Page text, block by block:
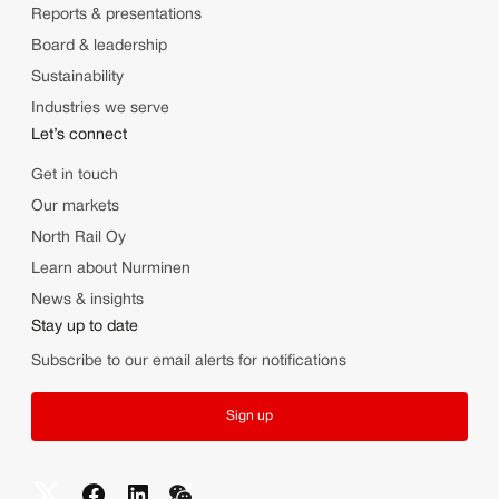
Reports & presentations
Board & leadership
Sustainability
Industries we serve
Let’s connect
Get in touch
Our markets
North Rail Oy
Learn about Nurminen
News & insights
Stay up to date
Subscribe to our email alerts for notifications
Sign up